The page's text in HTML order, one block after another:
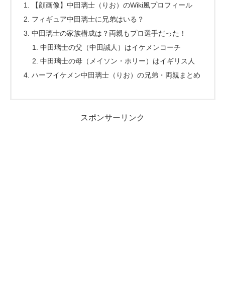
【顔画像】中田璃士（りお）のWiki風プロフィール
フィギュア中田璃士に兄弟はいる？
中田璃士の家族構成は？両親もプロ選手だった！
中田璃士の父（中田誠人）はイケメンコーチ
中田璃士の母（メイソン・ホリー）はイギリス人
ハーフイケメン中田璃士（りお）の兄弟・両親まとめ
スポンサーリンク